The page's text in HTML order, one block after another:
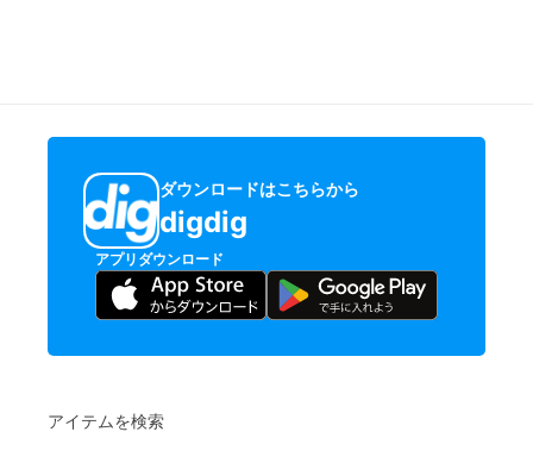
ダウンロードはこちらから
digdig
アプリダウンロード
アイテムを検索